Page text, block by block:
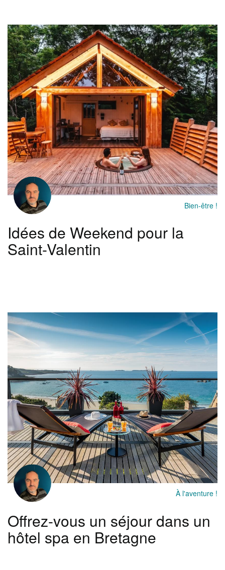
Bien-être !
Idées de Weekend pour la
Saint-Valentin
À l'aventure !
Offrez-vous un séjour dans un
hôtel spa en Bretagne